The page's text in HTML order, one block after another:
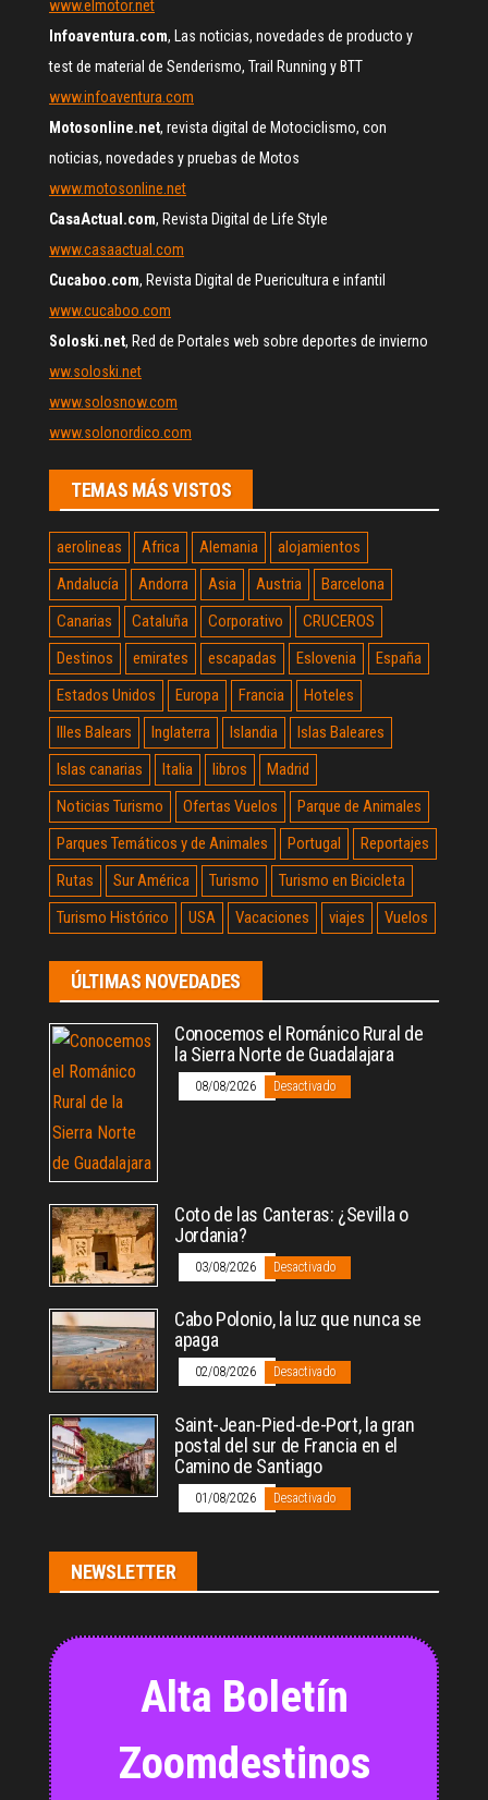
www.elmotor.net
Infoaventura.com, Las noticias, novedades de producto y
test de material de Senderismo, Trail Running y BTT
www.infoaventura.com
Motosonline.net, revista digital de Motociclismo, con
noticias, novedades y pruebas de Motos
www.motosonline.net
CasaActual.com, Revista Digital de Life Style
www.casaactual.com
Cucaboo.com, Revista Digital de Puericultura e infantil
www.cucaboo.com
Soloski.net, Red de Portales web sobre deportes de invierno
ww.soloski.net
www.solosnow.com
www.solonordico.com
TEMAS MÁS VISTOS
aerolineas Africa Alemania
alojamientos
Andalucía
Andorra Asia Austria
Barcelona
Canarias
Cataluña Corporativo
CRUCEROS
Destinos
emirates escapadas Eslovenia
España
Estados Unidos
Europa Francia
Hoteles
Illes Balears
Inglaterra Islandia
Islas Baleares
Islas canarias
Italia libros
Madrid
Noticias Turismo
Ofertas Vuelos
Parque de Animales
Parques Temáticos y de Animales
Portugal
Reportajes
Rutas
Sur América Turismo
Turismo en Bicicleta
Turismo Histórico
USA Vacaciones viajes Vuelos
ÚLTIMAS NOVEDADES
Conocemos el Románico Rural de
la Sierra Norte de Guadalajara
08/08/2026 Desactivado
Coto de las Canteras: ¿Sevilla o
Jordania?
03/08/2026 Desactivado
Cabo Polonio, la luz que nunca se
apaga
02/08/2026 Desactivado
Saint-Jean-Pied-de-Port, la gran
postal del sur de Francia en el
Camino de Santiago
01/08/2026 Desactivado
NEWSLETTER
Alta Boletín
Zoomdestinos